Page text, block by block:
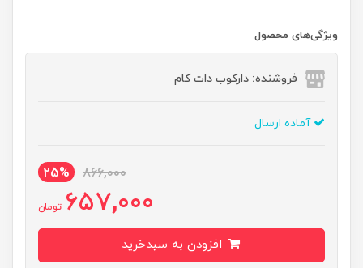
ویژگی‌های محصول
فروشنده: دارکوب دات کام
آماده ارسال
866,000
25%
657,000 تومان